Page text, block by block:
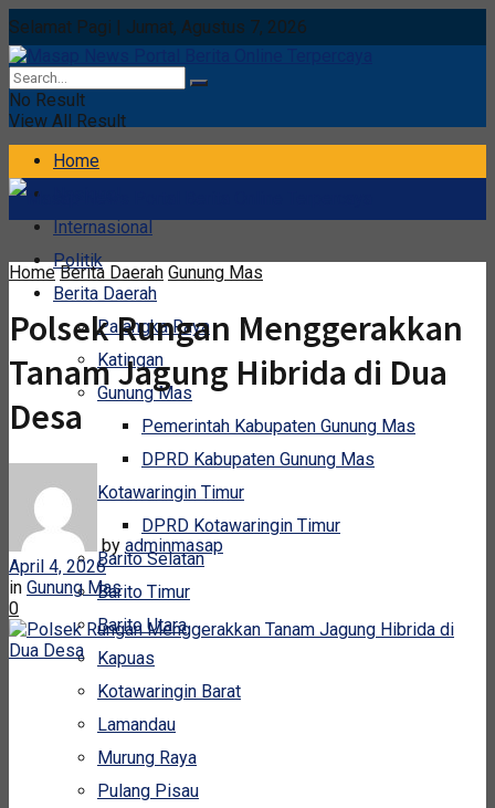
Selamat Pagi | Jumat, Agustus 7, 2026
No Result
View All Result
Home
Internasional
Politik
Berita Daerah
Palangka Raya
Katingan
Gunung Mas
Pemerintah Kabupaten Gunung Mas
DPRD Kabupaten Gunung Mas
Kotawaringin Timur
DPRD Kotawaringin Timur
Barito Selatan
Barito Timur
Barito Utara
Kapuas
Kotawaringin Barat
Lamandau
Murung Raya
Pulang Pisau
Home Berita Daerah Gunung Mas
Polsek Rungan Menggerakkan
Tanam Jagung Hibrida di Dua
Desa
by adminmasap
April 4, 2026
in Gunung Mas
0